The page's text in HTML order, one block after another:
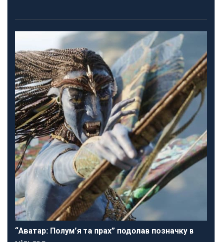
“Аватар: Полум’я та прах” подолав позначку в